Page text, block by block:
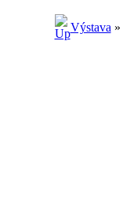
Výstava »